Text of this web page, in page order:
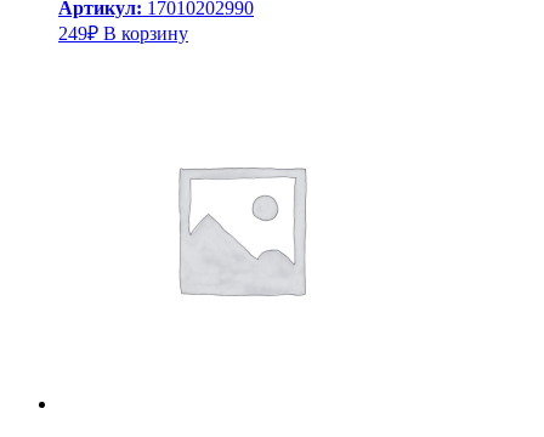
Артикул: 17010202990
249₽ В корзину